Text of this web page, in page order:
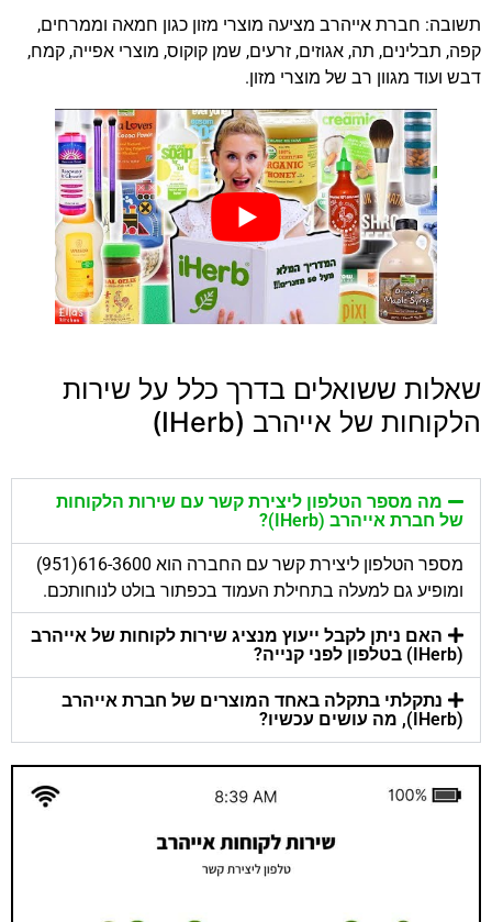
תשובה: חברת אייהרב מציעה מוצרי מזון כגון חמאה וממרחים,
קפה, תבלינים, תה, אגוזים, זרעים, שמן קוקוס, מוצרי אפייה, קמח,
דבש ועוד מגוון רב של מוצרי מזון.
שאלות ששואלים בדרך כלל על שירות
הלקוחות של אייהרב (IHerb)
מה מספר הטלפון ליצירת קשר עם שירות הלקוחות
של חברת אייהרב (IHerb)?
מספר הטלפון ליצירת קשר עם החברה הוא 616-3600(951)
ומופיע גם למעלה בתחילת העמוד בכפתור בולט לנוחותכם.
האם ניתן לקבל ייעוץ מנציג שירות לקוחות של אייהרב
(IHerb) בטלפון לפני קנייה?
נתקלתי בתקלה באחד המוצרים של חברת אייהרב
(IHerb), מה עושים עכשיו?